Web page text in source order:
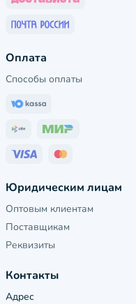
Оплата
Способы оплаты
Юридическим лицам
Оптовым клиентам
Поставщикам
Реквизиты
Контакты
Адрес